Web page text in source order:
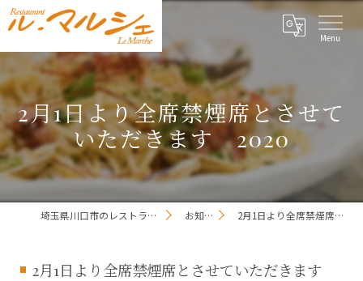
2月1日より全席禁煙席とさせて
いただきます 2020
埼玉県川口市のレストランならレストラン ル・マルシェ お知らせ一覧 2月1日より全席禁煙席とさせていただきます 2020
2月1日より全席禁煙席とさせていただきます